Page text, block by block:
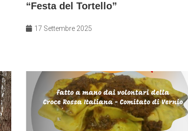
“Festa del Tortello”
17 Settembre 2025